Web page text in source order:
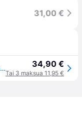
31,00 €
Swix Brush Rectangular Medium Bronze pronssiharja 34,90 €
Tai 3 maksua 11,95 €